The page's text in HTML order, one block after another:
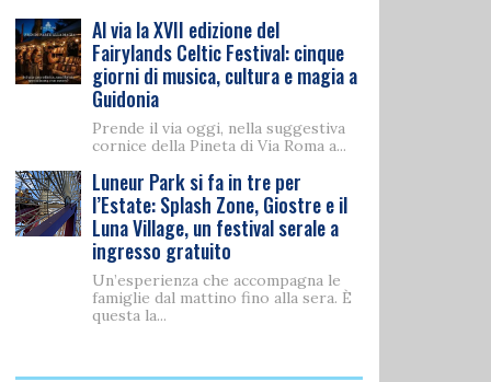
Al via la XVII edizione del
Fairylands Celtic Festival: cinque
giorni di musica, cultura e magia a
Guidonia
Prende il via oggi, nella suggestiva
cornice della Pineta di Via Roma a...
Luneur Park si fa in tre per
l’Estate: Splash Zone, Giostre e il
Luna Village, un festival serale a
ingresso gratuito
Un’esperienza che accompagna le
famiglie dal mattino fino alla sera. È
questa la...